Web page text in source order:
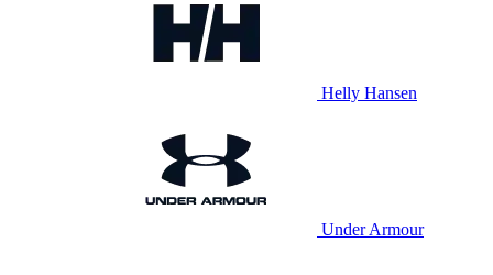
Helly Hansen
Under Armour